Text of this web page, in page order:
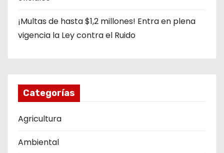
¡Multas de hasta $1,2 millones! Entra en plena
vigencia la Ley contra el Ruido
Categorías
Agricultura
Ambiental